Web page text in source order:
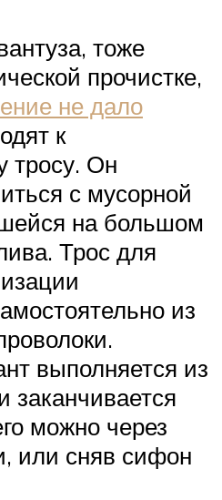
тоже
прочистке,
не дало
к
тросу. Он
с мусорной
на большом
Трос для
из
выполняется из
заканчивается
можно через
или сняв сифон